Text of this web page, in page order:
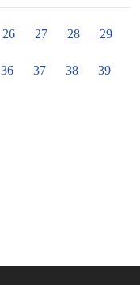
26 27 28 29
36 37 38 39